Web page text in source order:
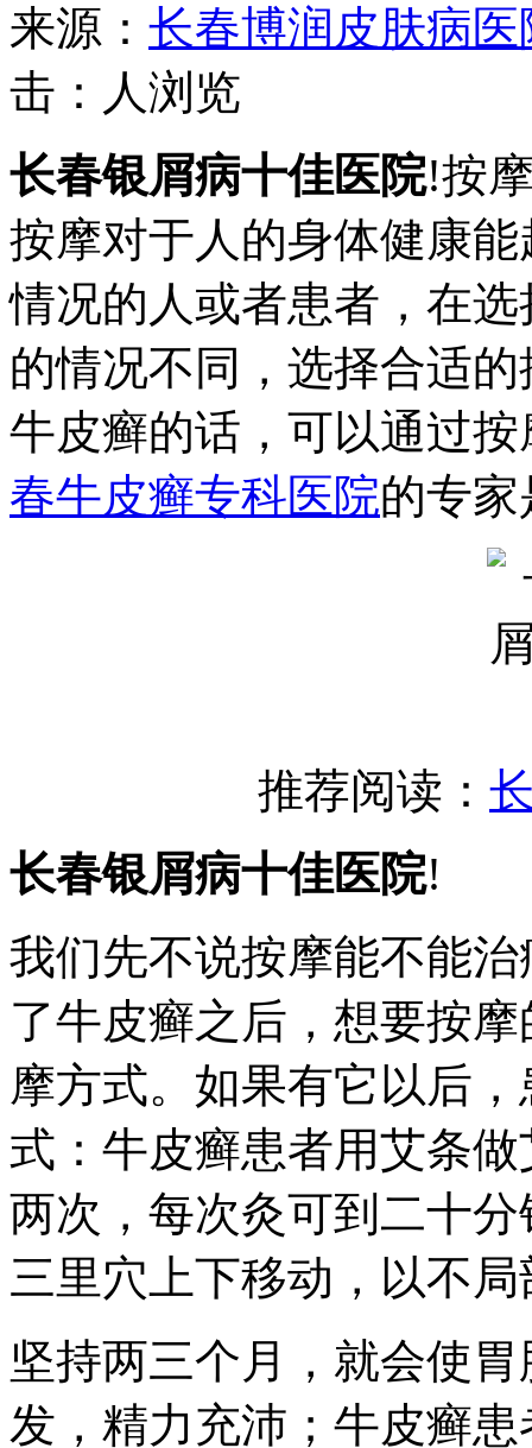
来源： 长春博润皮肤病医
击： 人浏览
长春银屑病十佳医院!按
按摩对于人的身体健康
情况的人或者患者，在
的情况不同，选择合适
牛皮癣的话，可以通过
春牛皮癣专科医院的专
推荐阅读：
长春银屑病十佳医院!
我们先不说按摩能不能
了牛皮癣之后，想要按
摩方式。如果有它以后
式：牛皮癣患者用艾条
两次，每次灸可到二十
三里穴上下移动，以不
坚持两三个月，就会使
发，精力充沛；牛皮癣